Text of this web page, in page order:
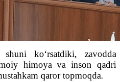
ko‘rsatdiki, zavodda
himoya va inson qadri
qaror topmoqda.